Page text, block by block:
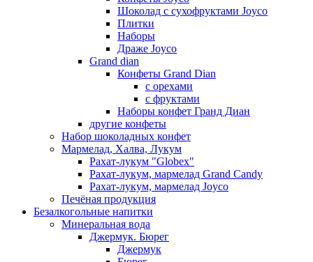
Шоколад с сухофруктами Joyco
Плитки
Наборы
Драже Joyco
Grand dian
Конфеты Grand Dian
с орехами
с фруктами
Наборы конфет Гранд Диан
другие конфеты
Набор шоколадных конфет
Мармелад, Халва, Лукум
Рахат-лукум "Globex"
Рахат-лукум, мармелад Grand Candy
Рахат-лукум, мармелад Joyco
Печёная продукция
Безалкогольные напитки
Минеральная вода
Джермук. Бюрег
Джермук